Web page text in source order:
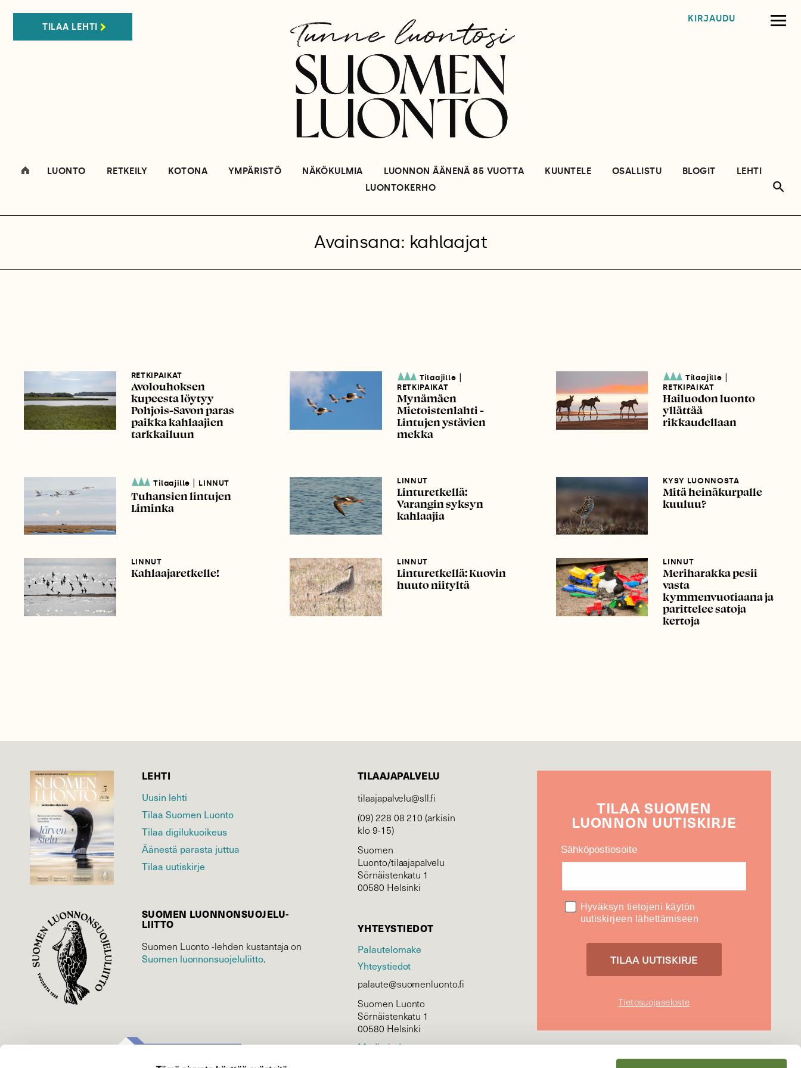
TILAA LEHTI
KIRJAUDU
LUONTO RETKEILY KOTONA YMPÄRISTÖ NÄKÖKULMIA LUONNON ÄÄNENÄ 85 VUOTTA KUUNTELE OSALLISTU BLOGIT
LEHTI
LUONTOKERHO
Avainsana: kahlaajat
RETKIPAIKAT
Avolouhoksen
kupeesta löytyy
Pohjois-Savon paras
paikka kahlaajien
tarkkailuun
Tilaajille
RETKIPAIKAT
Mynämäen
Mietoistenlahti -
Lintujen ystävien
mekka
Tilaajille
RETKIPAIKAT
Hailuodon luonto
yllättää
rikkaudellaan
Tilaajille | LINNUT
Tuhansien lintujen
Liminka
LINNUT
Linturetkellä:
Varangin syksyn
kahlaajia
KYSY LUONNOSTA
Mitä heinäkurpalle
kuuluu?
LINNUT
Kahlaajaretkelle!
LINNUT
Linturetkellä: Kuovin
huuto niityltä
LINNUT
Meriharakka pesii
vasta
kymmenvuotiaana ja
parittelee satoja
kertoja
LEHTI
Uusin lehti
Tilaa Suomen Luonto
Tilaa digilukuoikeus
Äänestä parasta juttua
Tilaa uutiskirje
SUOMEN LUONNON­SUOJELU­
LIITTO
Suomen Luonto -lehden kustantaja on
Suomen luonnonsuojelu­liitto.
TILAAJAPALVELU
tilaajapalvelu@sll.fi
(09) 228 08 210 (arkisin
klo 9-15)
Suomen
Luonto/tilaajapalvelu
Sörnäistenkatu 1
00580 Helsinki
YHTEYSTIEDOT
Palautelomake
Yhteystiedot
palaute@suomenluonto.fi
Suomen Luonto
Sörnäistenkatu 1
00580 Helsinki
Mediatiedot
TILAASUOMEN
LUONNON UUTIS­KIRJE
Sähköpostiosoite
Hyväksyn tietojeni käytön
uutiskirjeen lähettämiseen
Tietosuojaseloste